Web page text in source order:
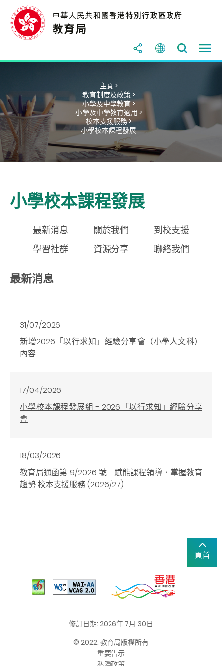
主頁 >
教育制度及政策 >
小學及中學教育 >
小學及中學教育適用 >
校本支援服務 >
小學校本課程發展
小學校本課程發展
最新消息 關於我們
到校支援
學習社群
資源分享 聯絡我們
最新消息
31/07/2026
新增2026「以行求知」經驗分享會（小學人文科）
內容
17/04/2026
小學校本課程發展組 - 2026「以行求知」經驗分享
會
18/03/2026
教育局通函第 9/2026 號 - 賦能課程領導．掌握教育
趨勢 校本支援服務 (2026/27)
頁首
修訂日期: 2026年 7月 30日
© 2022. 教育局版權所有
重要告示